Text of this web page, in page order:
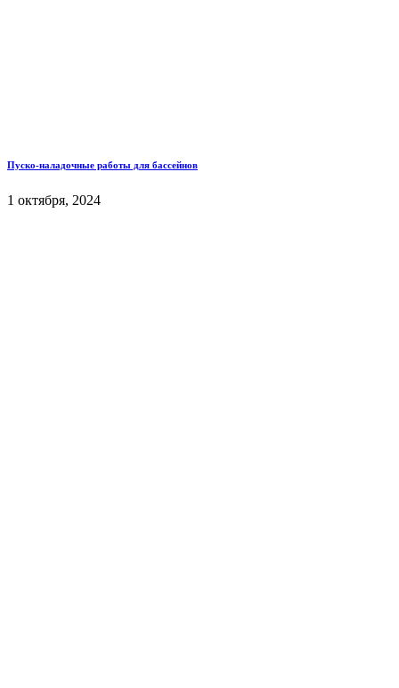
Пуско-наладочные работы для бассейнов
1 октября, 2024